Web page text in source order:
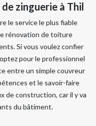
zinguerie à Thil
le service le plus fiable
rénovation de toiture
Si vous voulez confier
pour le professionnel
entre un simple couvreur
et le savoir-faire
de construction, car il y va
du bâtiment.